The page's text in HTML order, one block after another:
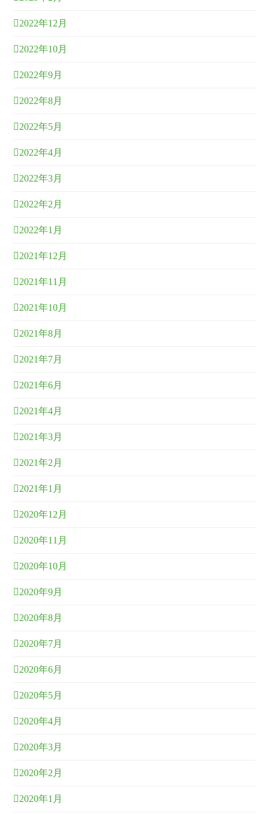
2022年12月
2022年10月
2022年9月
2022年8月
2022年5月
2022年4月
2022年3月
2022年2月
2022年1月
2021年12月
2021年11月
2021年10月
2021年8月
2021年7月
2021年6月
2021年4月
2021年3月
2021年2月
2021年1月
2020年12月
2020年11月
2020年10月
2020年9月
2020年8月
2020年7月
2020年6月
2020年5月
2020年4月
2020年3月
2020年2月
2020年1月